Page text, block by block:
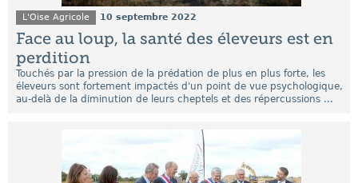
L'Oise Agricole 10 septembre 2022
Face au loup, la santé des éleveurs est en
perdition
Touchés par la pression de la prédation de plus en plus forte, les
éleveurs sont fortement impactés d'un point de vue psychologique,
au-delà de la diminution de leurs cheptels et des répercussions ...